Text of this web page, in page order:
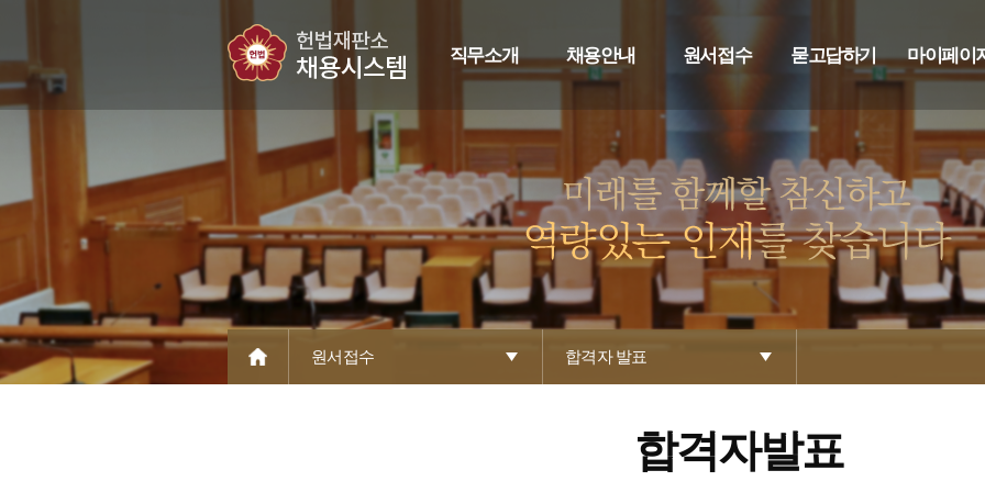
직무소개 채용안내 원서접수 묻고답하기 마이페이
원서접수 합격자 발표
합격자발표